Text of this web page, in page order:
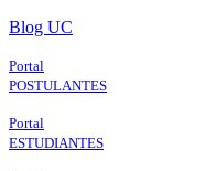
Skip
main
content
Blog UC
Portal
POSTULANTES
Portal
ESTUDIANTES